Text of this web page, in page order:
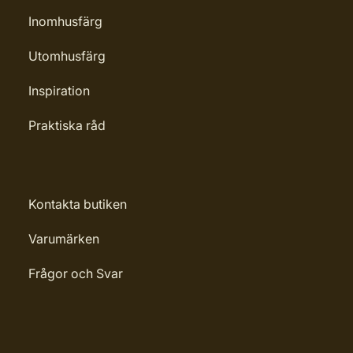
32126
Inomhusfärg
Utomhusfärg
Inspiration
Praktiska råd
Kontakta butiken
Varumärken
Frågor och Svar